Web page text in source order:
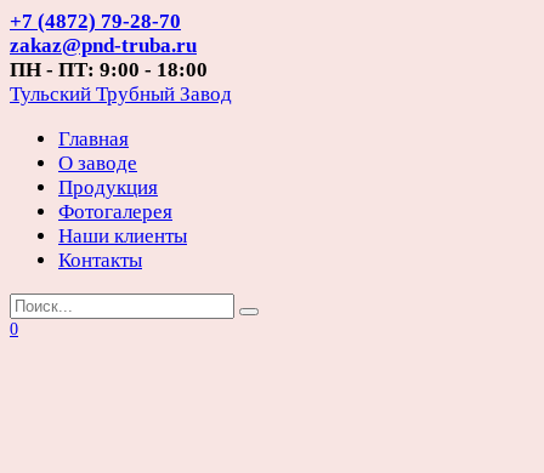
Перейти
к
содержанию
+7 (4872) 79-28-70
zakaz@pnd-truba.ru
ПН - ПТ: 9:00 - 18:00
Тульский Трубный Завод
Главная
О заводе
Продукция
Фотогалерея
Наши клиенты
Контакты
Search
for:
0